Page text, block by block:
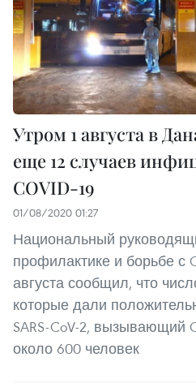
Утром 1 августа в
еще 12 случаев
COVID-19
01/08/2020 01:27
Национальный
профилактике и борьбе с
августа сообщил, что
которые дали
SARS-CoV-2, вызывающий
около 600 человек